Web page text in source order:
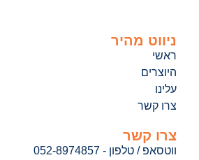
ניווט מהיר
ראשי
היוצרים
עלינו
צרו קשר
צרו קשר
ווטסאפ / טלפון - 052-8974857